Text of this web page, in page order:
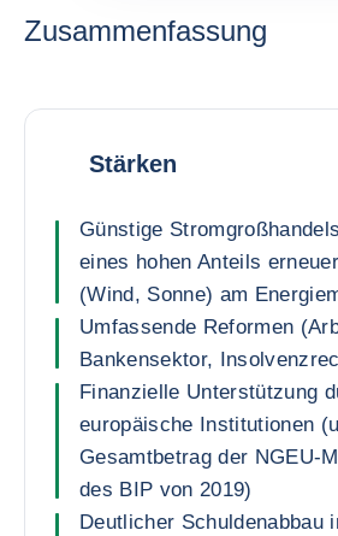
Zusammenfassung
Stärken
Günstige
eines hohen Anteils
(Wind, Sonne) am
Umfassende Reformen
Bankensektor,
Finanzielle Unterstützung
europäische Institutionen
Gesamtbetrag der NGEU-
des BIP von 2019)
Deutlicher Schuldenabbau